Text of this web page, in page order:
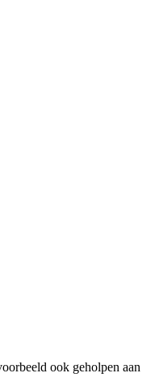
ook geholpen aan